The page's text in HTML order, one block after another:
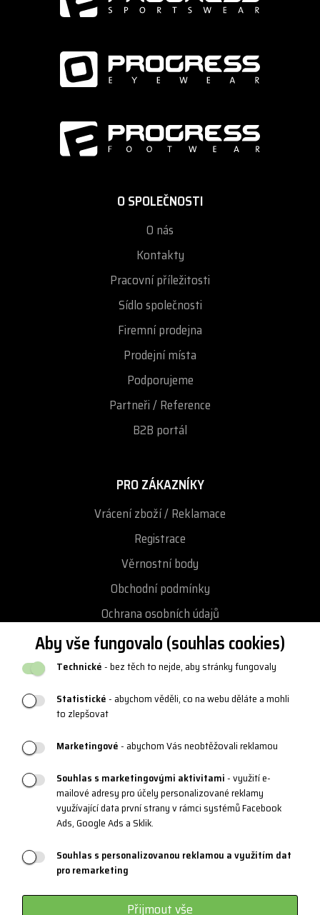
Aby vše fungovalo (souhlas cookies)
Technické- bez těch to nejde, aby stránky fungovaly
Statistické- abychom věděli, co na webu děláte a mohli
to zlepšovat
Marketingové- abychom Vás neobtěžovali reklamou
Souhlas s marketingovými aktivitami- využití e-
mailové adresy pro účely personalizované reklamy
využívající data první strany v rámci systémů Facebook
Ads, Google Ads a Sklik.
Souhlas s personalizovanou reklamou a využitím dat
pro remarketing
Přijmout vše
O SPOLEČNOSTI
O nás
Kontakty
Pracovní příležitosti
Sídlo společnosti
Firemní prodejna
Prodejní místa
Podporujeme
Partneři / Reference
B2B portál
PRO ZÁKAZNÍKY
Vrácení zboží / Reklamace
Registrace
Věrnostní body
Obchodní podmínky
Ochrana osobních údajů
Podmínky vrácení / výměny zboží
Reklamační řád
Velikostní tabulky
Údržba oblečení a obuvi
Materiály a technologie
Systém 3 vrstev
Sportovní brýle - kategorie